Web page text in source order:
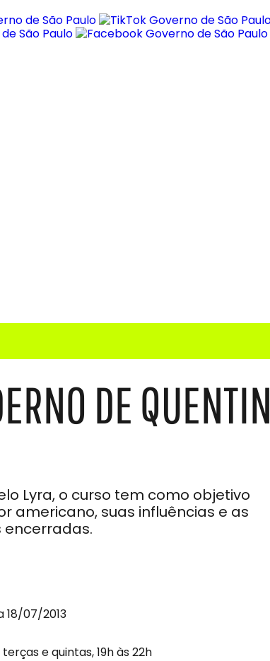
DE QUENTIN
Lyra, o curso tem como objetivo
americano, suas influências e as
encerradas.
18/07/2013
e quintas, 19h às 22h